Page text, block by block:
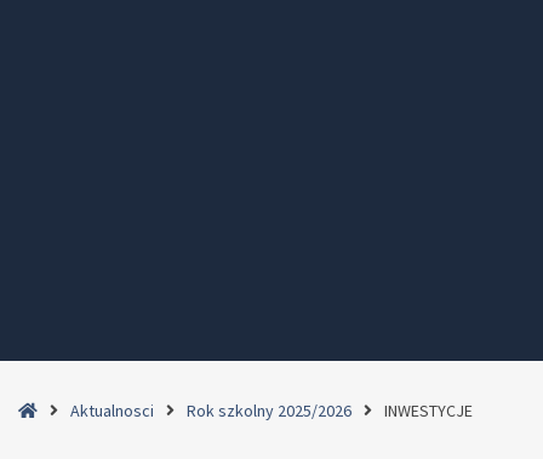
HomeAktualnosci Rok szkolny 2025/2026 INWESTYCJE